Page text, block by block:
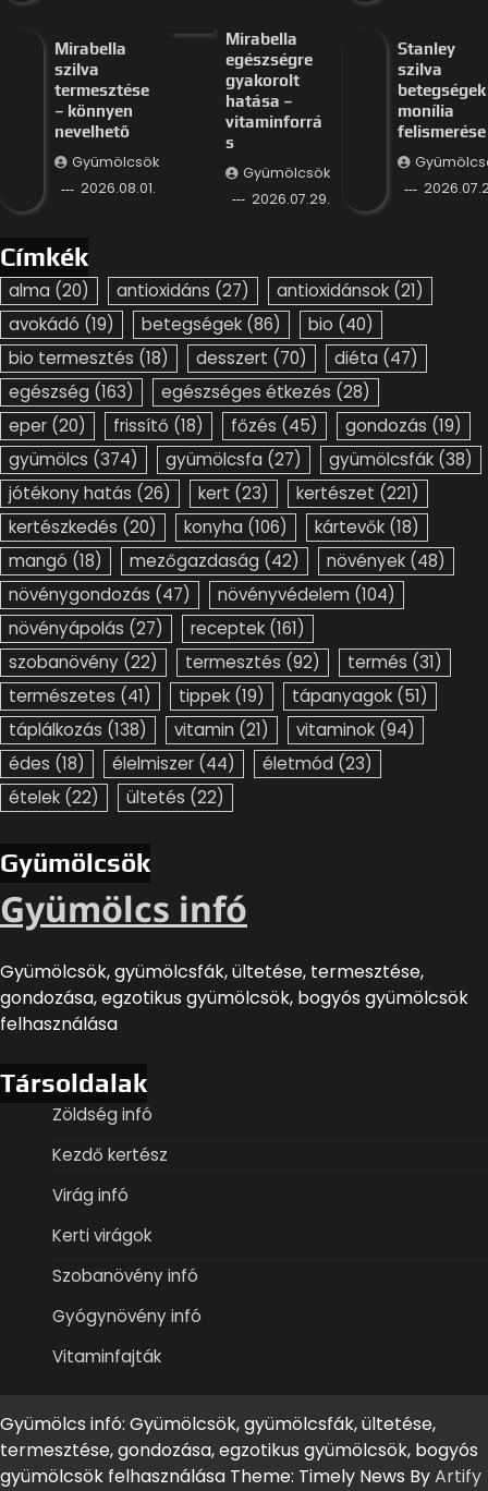
Mirabella
szilva
termesztése
– könnyen
nevelhető
Gyümölcsök
2026.08.01.
Mirabella
egészségre
gyakorolt
hatása –
vitaminforrá
s
Gyümölcsök
2026.07.29.
Stanley
szilva
betegségek
monília
felismerése
Címkék
alma (20) antioxidáns (27) antioxidánsok (21)
avokádó (19) betegségek (86) bio (40)
bio termesztés (18) desszert (70) diéta (47)
egészség (163) egészséges étkezés (28)
eper (20) frissítő (18) főzés (45) gondozás (19)
gyümölcs (374) gyümölcsfa (27) gyümölcsfák (38)
jótékony hatás (26) kert (23) kertészet (221)
kertészkedés (20) konyha (106) kártevők (18)
mangó (18) mezőgazdaság (42) növények (48)
növénygondozás (47) növényvédelem (104)
növényápolás (27) receptek (161)
szobanövény (22) termesztés (92) termés (31)
természetes (41) tippek (19) tápanyagok (51)
táplálkozás (138) vitamin (21) vitaminok (94)
édes (18) élelmiszer (44) életmód (23)
ételek (22) ültetés (22)
Gyümölcsök
Gyümölcs infó
Gyümölcsök, gyümölcsfák, ültetése, termesztése,
gondozása, egzotikus gyümölcsök, bogyós gyümölcsök
felhasználása
Társoldalak
Zöldség infó
Kezdő kertész
Virág infó
Kerti virágok
Szobanövény infó
Gyógynövény infó
Vitaminfajták
Gyümölcs infó: Gyümölcsök, gyümölcsfák, ültetése,
termesztése, gondozása, egzotikus gyümölcsök, bogyós
gyümölcsök felhasználása Theme: Timely News ByArtify